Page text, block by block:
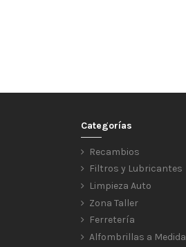
Categorías
Recambios
Filtros y Lubricantes
Limpieza Auto
Zona Taller
Ferretería
Alfombrillas a Medida